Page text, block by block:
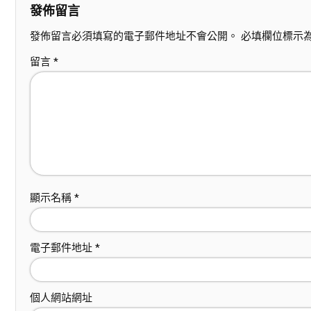
發佈留言
發佈留言必須填寫的電子郵件地址不會公開。 必填欄位標示
留言 *
顯示名稱 *
電子郵件地址 *
個人網站網址